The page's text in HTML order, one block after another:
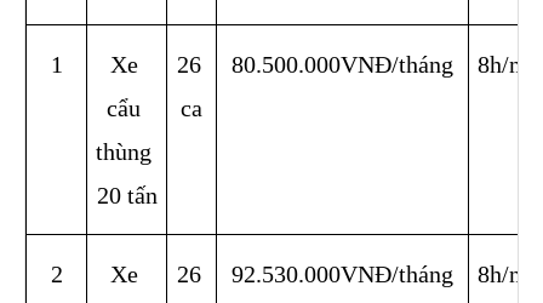
1
Xe
cẩu
thùng
20 tấn
26
ca
80.500.000VNĐ/tháng 8h/
2 Xe 26 92.530.000VNĐ/tháng 8h/